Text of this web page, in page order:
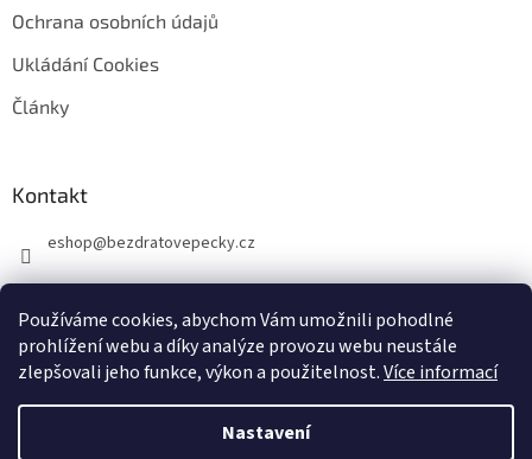
Používáme cookies, abychom Vám umožnili pohodlné
prohlížení webu a díky analýze provozu webu neustále
zlepšovali jeho funkce, výkon a použitelnost.Více informací
Nastavení
Ochrana osobních údajů
Ukládání Cookies
Články
Kontakt
eshop@bezdratovepecky.cz